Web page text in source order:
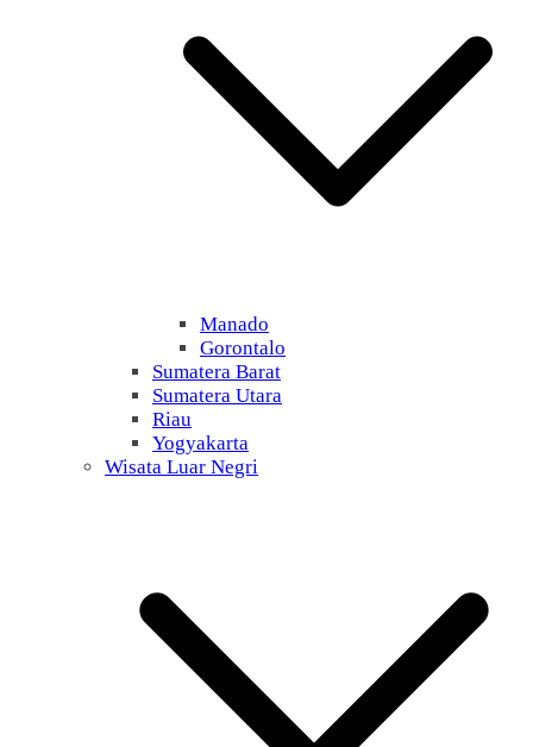
Manado
Gorontalo
Sumatera Barat
Sumatera Utara
Riau
Yogyakarta
Wisata Luar Negri